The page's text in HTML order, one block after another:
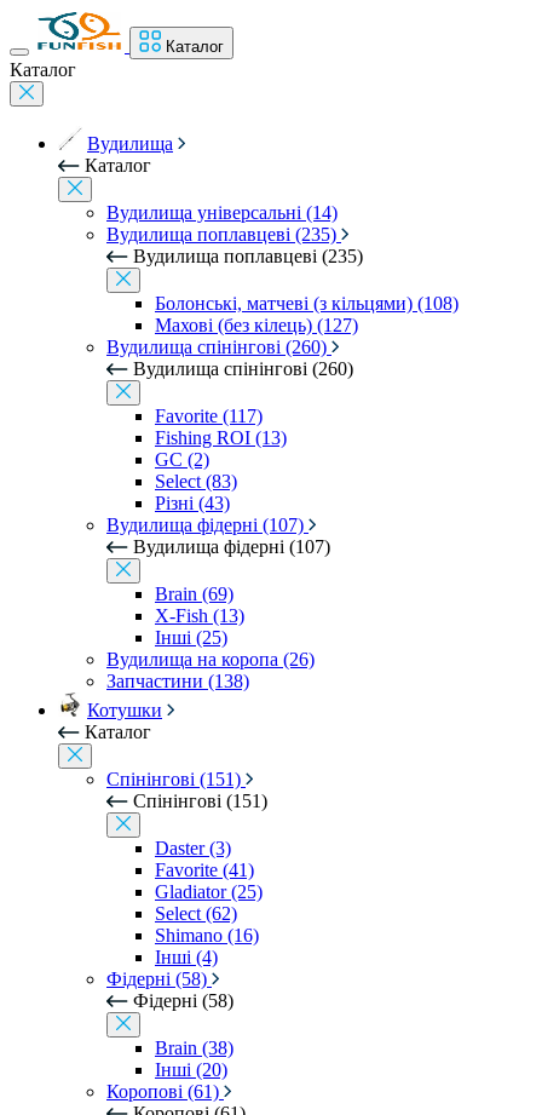
Каталог
Каталог
Вудилища
Каталог
Вудилища універсальні (14)
Вудилища поплавцеві (235)
Вудилища поплавцеві (235)
Болонські, матчеві (з кільцями) (108)
Махові (без кілець) (127)
Вудилища спінінгові (260)
Вудилища спінінгові (260)
Favorite (117)
Fishing ROI (13)
GC (2)
Select (83)
Різні (43)
Вудилища фідерні (107)
Вудилища фідерні (107)
Brain (69)
X-Fish (13)
Інші (25)
Вудилища на коропа (26)
Запчастини (138)
Котушки
Каталог
Спінінгові (151)
Спінінгові (151)
Daster (3)
Favorite (41)
Gladiator (25)
Select (62)
Shimano (16)
Інші (4)
Фідерні (58)
Фідерні (58)
Brain (38)
Інші (20)
Коропові (61)